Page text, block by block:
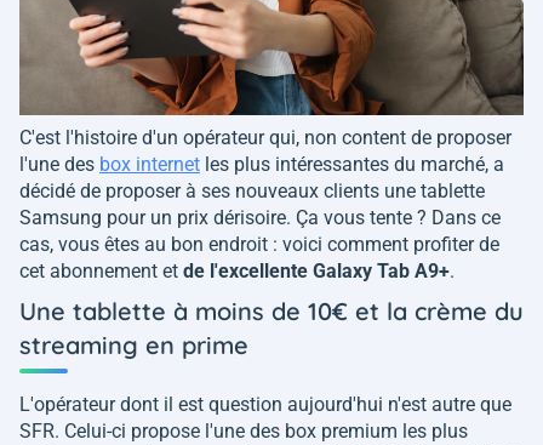
C'est l'histoire d'un opérateur qui, non content de proposer
l'une des box internet les plus intéressantes du marché, a
décidé de proposer à ses nouveaux clients une tablette
Samsung pour un prix dérisoire. Ça vous tente ? Dans ce
cas, vous êtes au bon endroit : voici comment profiter de
cet abonnement et de l'excellente Galaxy Tab A9+.
Une tablette à moins de 10€ et la crème du
streaming en prime
L'opérateur dont il est question aujourd'hui n'est autre que
SFR. Celui-ci propose l'une des box premium les plus